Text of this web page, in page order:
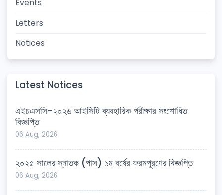
Events
Letters
Notices
Latest Notices
এইচএসসি-২০২৬ আইসিটি ব্যবহারিক পরীক্ষার সংশোধিত
বিজ্ঞপ্তি
06 Aug, 2026
২০২৫ সালের স্নাতক (পাস) ১ম বর্ষের ফরমপূরণের বিজ্ঞপ্তি
06 Aug, 2026